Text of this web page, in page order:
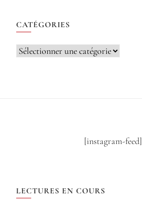
CATÉGORIES
Catégories
[instagram-feed]
LECTURES EN COURS